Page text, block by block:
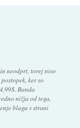
neodprt, torej niso
ker so
Banda
nižja od tega,
blaga s strani